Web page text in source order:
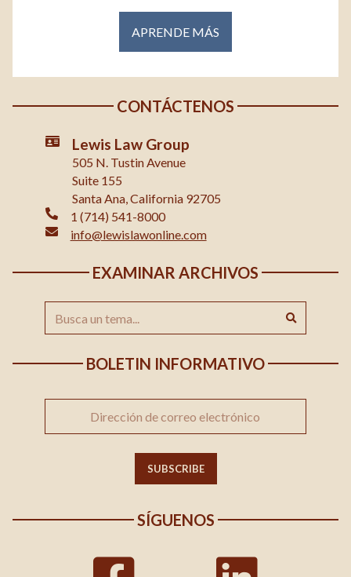
APRENDE MÁS
CONTÁCTENOS
Lewis Law Group
505 N. Tustin Avenue
Suite 155
Santa Ana, California 92705
1 (714) 541-8000
info@lewislawonline.com
EXAMINAR ARCHIVOS
BOLETIN INFORMATIVO
SÍGUENOS